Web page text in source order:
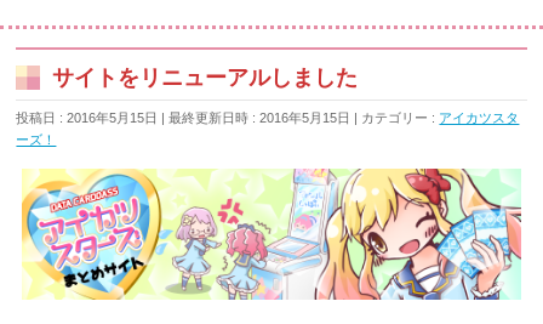
サイトをリニューアルしました
投稿日 : 2016年5月15日 最終更新日時 : 2016年5月15日 カテゴリー : アイカツスタ
ーズ！